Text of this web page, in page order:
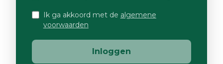
Ik ga akkoord met de algemene
voorwaarden
Inloggen